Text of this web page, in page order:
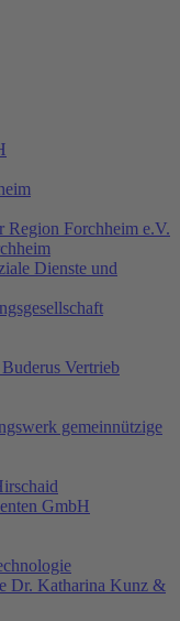
Region Forchheim e.V.
Dienste und
Vertrieb
gemeinnützige
GmbH
Dr. Katharina Kunz &